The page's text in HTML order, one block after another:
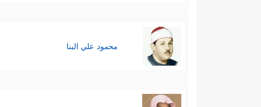
محمود علي البنا